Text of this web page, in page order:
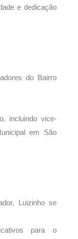
e dedicação
do Bairro
incluindo vice-
em São
Luizinho se
para o